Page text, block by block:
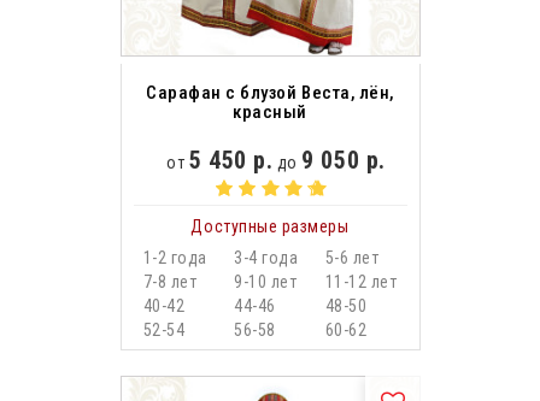
Сарафан с блузой Веста, лён,
красный
от 5 450 р. до 9 050 р.
Доступные размеры
1-2 года
3-4 года
5-6 лет
7-8 лет
9-10 лет
11-12 лет
40-42
44-46
48-50
52-54
56-58 60-62